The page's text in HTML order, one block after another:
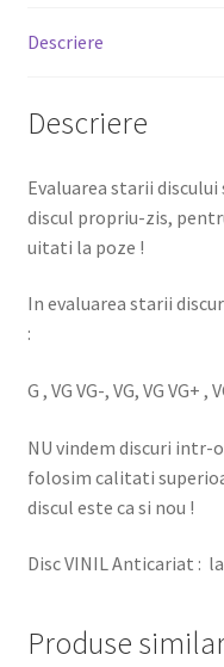
Descriere
Descriere
Evaluarea starii
discul propriu-zis,
uitati la poze !
In evaluarea starii
:
G , VG VG-, VG, VG VG+ ,
NU vindem discuri intr-
folosim calitati
discul este ca si nou !
Disc VINIL Anticariat :
Produse